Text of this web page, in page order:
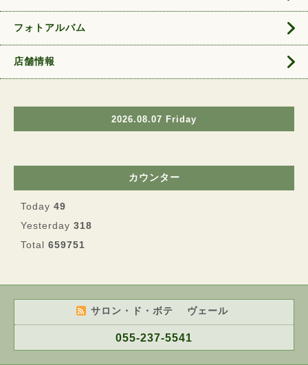
フォトアルバム
店舗情報
2026.08.07 Friday
カウンター
Today 49
Yesterday 318
Total 659751
サロン・ド・ボテ ヴェール
055-237-5541